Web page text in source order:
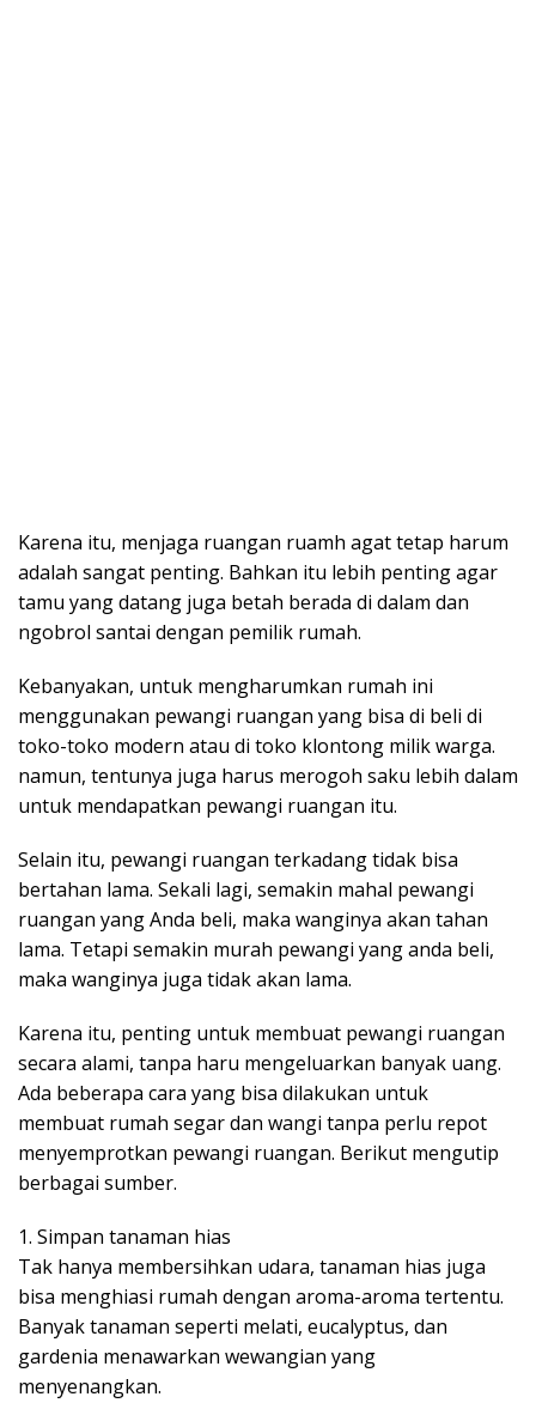
Karena itu, menjaga ruangan ruamh agat tetap harum
adalah sangat penting. Bahkan itu lebih penting agar
tamu yang datang juga betah berada di dalam dan
ngobrol santai dengan pemilik rumah.
Kebanyakan, untuk mengharumkan rumah ini
menggunakan pewangi ruangan yang bisa di beli di
toko-toko modern atau di toko klontong milik warga.
namun, tentunya juga harus merogoh saku lebih dalam
untuk mendapatkan pewangi ruangan itu.
Selain itu, pewangi ruangan terkadang tidak bisa
bertahan lama. Sekali lagi, semakin mahal pewangi
ruangan yang Anda beli, maka wanginya akan tahan
lama. Tetapi semakin murah pewangi yang anda beli,
maka wanginya juga tidak akan lama.
Karena itu, penting untuk membuat pewangi ruangan
secara alami, tanpa haru mengeluarkan banyak uang.
Ada beberapa cara yang bisa dilakukan untuk
membuat rumah segar dan wangi tanpa perlu repot
menyemprotkan pewangi ruangan. Berikut mengutip
berbagai sumber.
1. Simpan tanaman hias
Tak hanya membersihkan udara, tanaman hias juga
bisa menghiasi rumah dengan aroma-aroma tertentu.
Banyak tanaman seperti melati, eucalyptus, dan
gardenia menawarkan wewangian yang
menyenangkan.